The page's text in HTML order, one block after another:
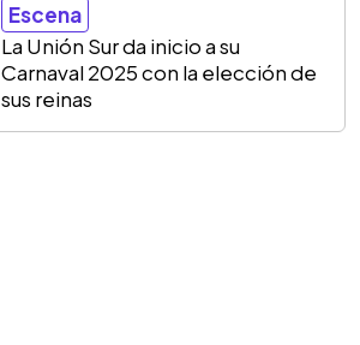
Escena
La Unión Sur da inicio a su
Carnaval 2025 con la elección de
sus reinas